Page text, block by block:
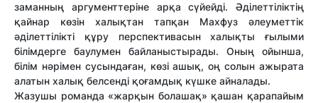
заманның аргументтеріне арқа сүйейді. Әділеттіліктің
қайнар көзін халықтан тапқан Махфуз әлеуметтік
әділеттілікті құру перспективасын халықты ғылыми
білімдерге баулумен байланыстырады. Оның ойынша,
білім нәрімен сусындаған, көзі ашық, оң солын ажырата
алатын халық белсенді қоғамдық күшке айналады.
Жазушы романда «жарқын болашақ» қашан қарапайым